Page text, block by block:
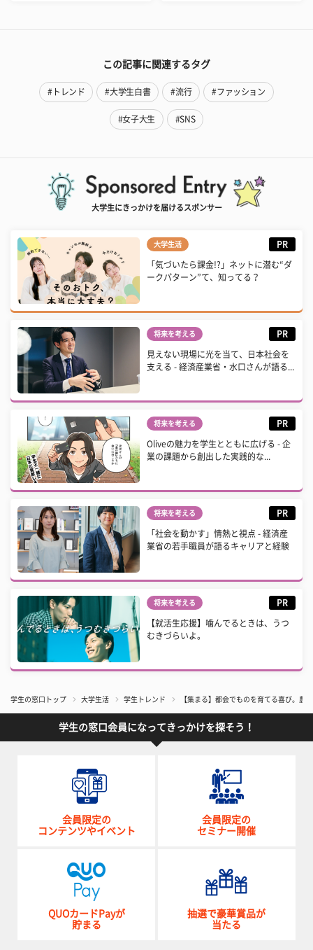
この記事に関連するタグ
#トレンド #大学生白書 #流行 #ファッション
#女子大生 #SNS
大学生にきっかけを届けるスポンサー
大学生活 PR
「気づいたら課金!?」ネットに潜む“ダ
ークパターン”て、知ってる？
将来を考える PR
見えない現場に光を当て、日本社会を
支える - 経済産業省・水口さんが語る...
将来を考える PR
Oliveの魅力を学生とともに広げる - 企
業の課題から創出した実践的な...
将来を考える PR
「社会を動かす」情熱と視点 - 経済産
業省の若手職員が語るキャリアと経験
将来を考える PR
【就活生応援】噛んでるときは、うつ
むきづらいよ。
学生の窓口トップ 大学生活 学生トレンド 【集まる】都会でものを育てる喜び。農
学生の窓口会員になってきっかけを探そう！
会員限定の
コンテンツやイベント
会員限定の
セミナー開催
QUOカードPayが
貯まる
抽選で豪華賞品が
当たる